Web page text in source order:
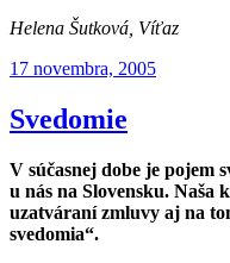
Helena Šutková, Víťaz
Publikované
17 novembra, 2005
Svedomie
V súčasnej dobe je pojem
u nás na Slovensku. Naša
uzatváraní zmluvy aj na
svedomia“.